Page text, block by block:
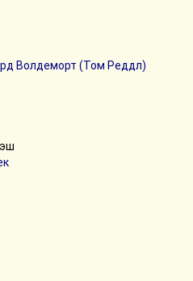
Волдеморт (Том Реддл)